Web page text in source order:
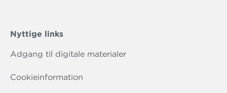
Nyttige links
Adgang til digitale materialer
Cookieinformation